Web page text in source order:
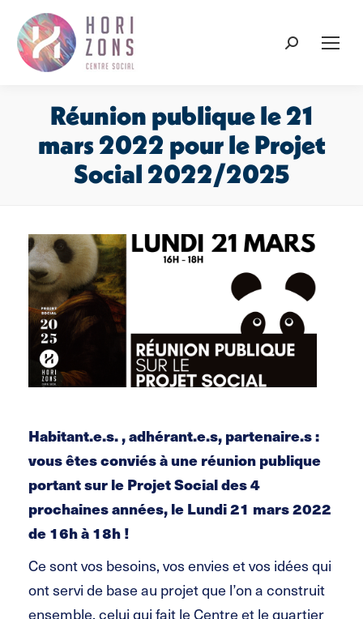
Recherche
Réunion publique le 21
mars 2022 pour le Projet
Social 2022/2025
Habitant.e.s. , adhérant.e.s, partenaire.s :
vous êtes conviés à une réunion publique
portant sur le Projet Social des 4
prochaines années, le Lundi 21 mars 2022
de 16h à 18h !
Ce sont vos besoins, vos envies et vos idées qui
ont servi de base au projet que l’on a construit
ensemble, celui qui fait le Centre et le quartier